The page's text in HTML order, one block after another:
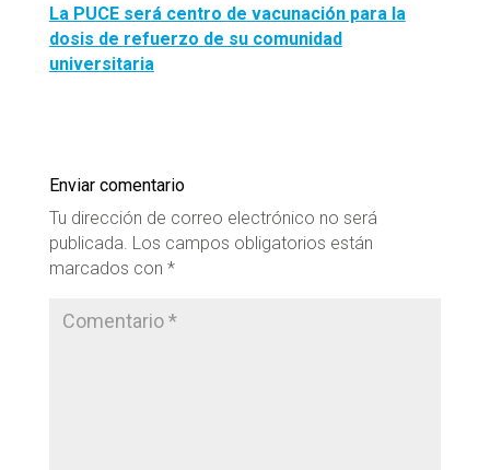
La PUCE será centro de vacunación para la
dosis de refuerzo de su comunidad
universitaria
Enviar comentario
Tu dirección de correo electrónico no será
publicada. Los campos obligatorios están
marcados con *